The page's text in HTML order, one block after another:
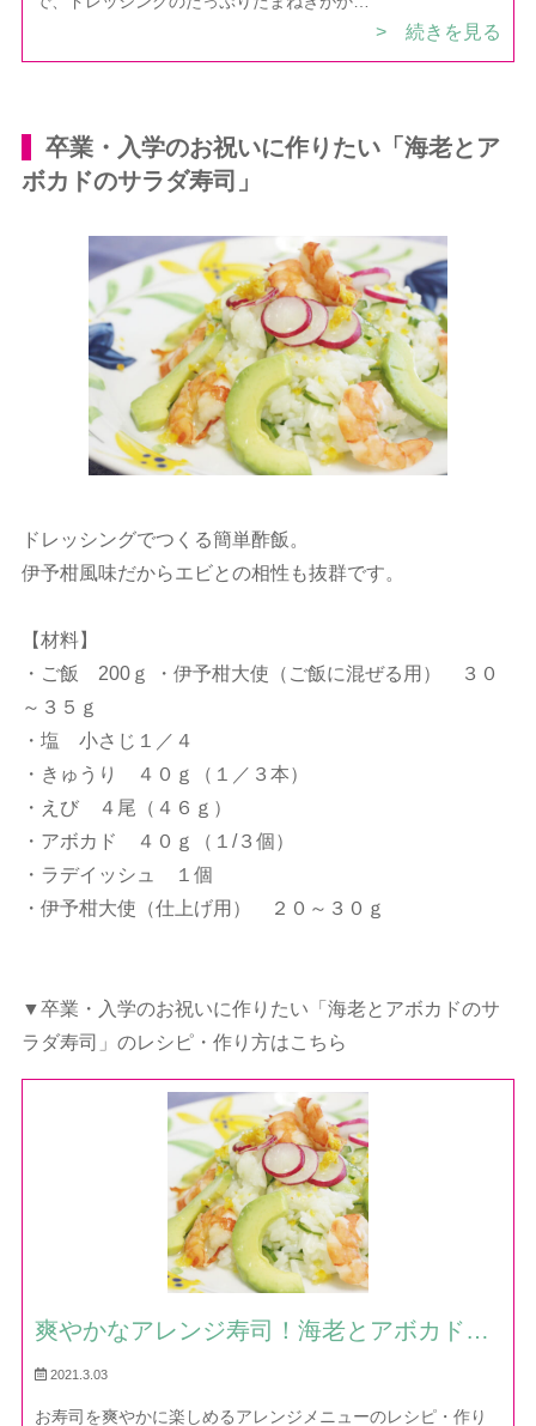
> 続きを見る
卒業・入学のお祝いに作りたい「海老とア
ボカドのサラダ寿司」
ドレッシングでつくる簡単酢飯。
伊予柑風味だからエビとの相性も抜群です。
【材料】
・ご飯 200ｇ ・伊予柑大使（ご飯に混ぜる用） ３０
～３５ｇ
・塩 小さじ１／４
・きゅうり ４０ｇ（１／３本）
・えび ４尾（４６ｇ）
・アボカド ４０ｇ（１/３個）
・ラデイッシュ １個
・伊予柑大使（仕上げ用） ２０～３０ｇ
▼卒業・入学のお祝いに作りたい「海老とアボカドのサ
ラダ寿司」のレシピ・作り方はこちら
爽やかなアレンジ寿司！海老とアボカドの
サラダ寿司 — レシピ・作り方｜ほだか村
お料理びより
2021.3.03
お寿司を爽やかに楽しめるアレンジメニューのレシピ・作り